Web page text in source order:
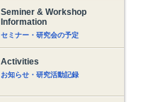
Seminer & Workshop
Information
セミナー・研究会の予定
Activities
お知らせ・研究活動記録